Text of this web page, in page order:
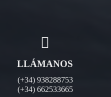
LLÁMANOS
(+34) 938288753
(+34) 662533665